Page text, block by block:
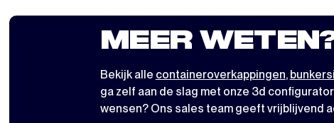
MEER
Bekijk alle containeroverkappingen,
ga zelf aan de slag met onze 3d configurator
wensen? Ons sales team geeft vrijblijvend